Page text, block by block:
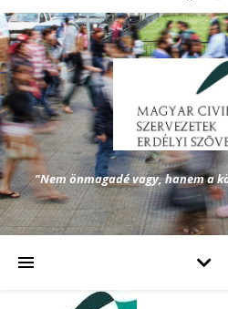
"Nem önmagadé vagy, hanem a